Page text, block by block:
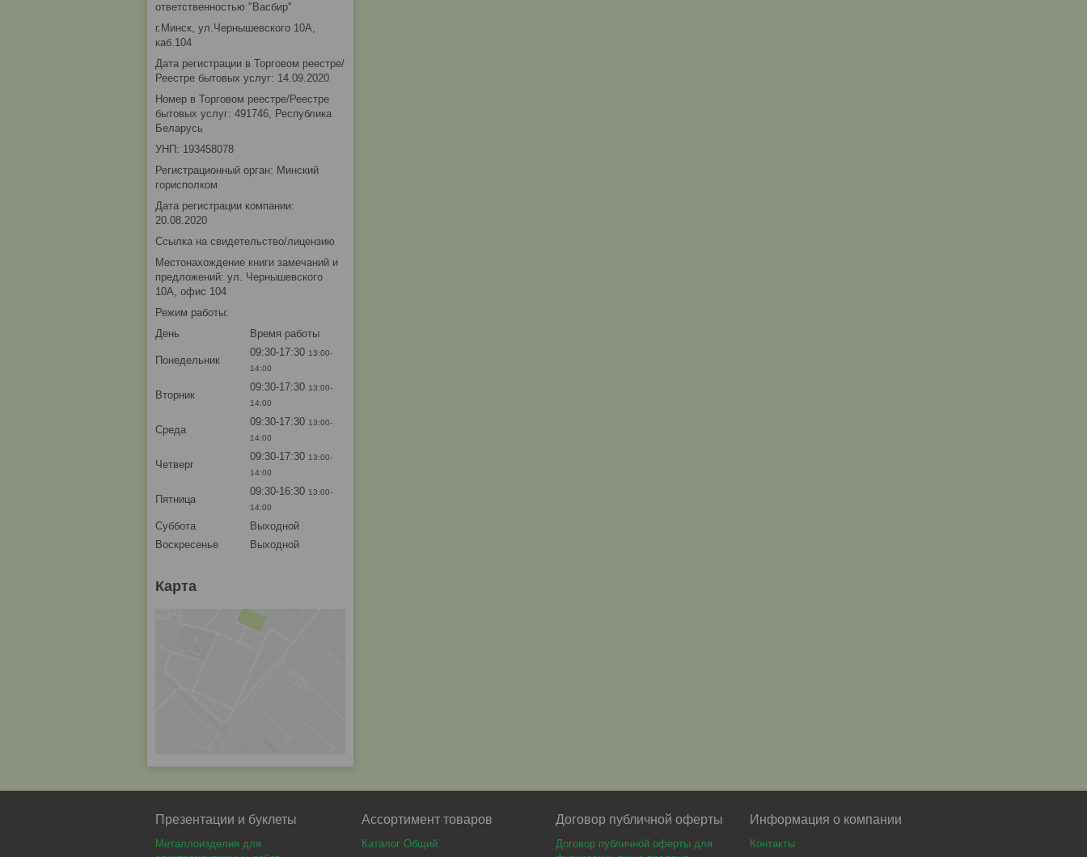
ответственностью "Васбир"
г.Минск, ул.Чернышевского 10А,
каб.104
Дата регистрации в Торговом реестре/
Реестре бытовых услуг: 14.09.2020
Номер в Торговом реестре/Реестре
бытовых услуг: 491746, Республика
Беларусь
УНП: 193458078
Регистрационный орган: Минский
горисполком
Дата регистрации компании:
20.08.2020
Ссылка на свидетельство/лицензию
Местонахождение книги замечаний и
предложений: ул. Чернышевского
10А, офис 104
Режим работы:
День
Время работы
Понедельник
09:30-17:30 13:00-
14:00
Вторник
09:30-17:30 13:00-
14:00
Среда
09:30-17:30 13:00-
14:00
Четверг
09:30-17:30 13:00-
14:00
Пятница
09:30-16:30 13:00-
14:00
Суббота
Выходной
Воскресенье
Выходной
Карта
Презентации и буклеты
Металлоизделия для
Ассортимент товаров
Каталог Общий
Договор публичной оферты
Договор публичной оферты для
Информация о компании
Контакты